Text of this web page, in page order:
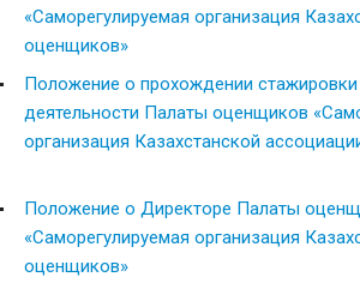
«Саморегулируемая организация
оценщиков»
Положение о прохождении
деятельности Палаты оценщиков
организация Казахстанской
Положение о Директоре Палаты
«Саморегулируемая организация
оценщиков»